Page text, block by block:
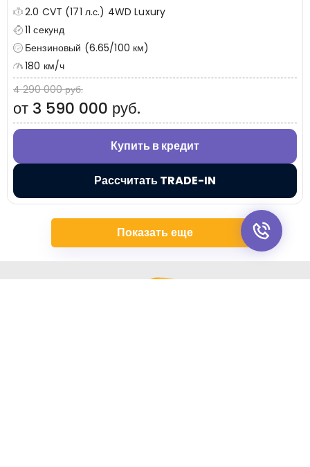
2.0 CVT (171 л.с.) 4WD Luxury
11 секунд
Бензиновый (6.65/100 км)
180 км/ч
4 290 000 руб.
от 3 590 000 руб.
Купить в кредит
Рассчитать TRADE-IN
Показать еще